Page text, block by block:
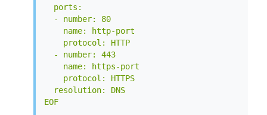
  ports:
  - number: 80
    name: http-port
    protocol: HTTP
  - number: 443
    name: https-port
    protocol: HTTPS
  resolution: DNS
EOF